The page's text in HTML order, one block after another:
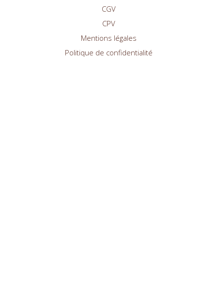
CGV
CPV
Mentions légales
Politique de confidentialité